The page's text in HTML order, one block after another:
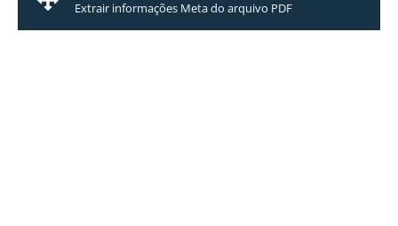
Extrair informações Meta do arquivo PDF